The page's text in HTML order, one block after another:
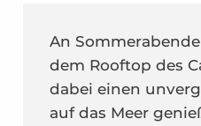
An
dem Rooftop des
dabei einen
auf das Meer